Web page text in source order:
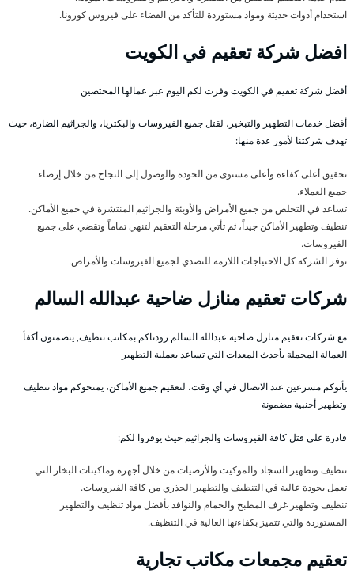
استخدام أدوات حديثة ومواد مستوردة للتأكد من القضاء على فيروس كورونا.
افضل شركة تعقيم في الكويت
أفضل شركة تعقيم في الكويت وفرت لكم اليوم عبر عمالها المختصين
أفضل خدمات التطهير والتبخير، لقتل جميع الفيروسات والبكتريا، والجراثيم الضارة، حيث
تهدف شركتنا لأمور عدة منها:
تحقيق أعلى كفاءة وأعلى مستوى من الجودة والوصول إلى النجاح من خلال إرضاء
جميع العملاء.
تساعد في التخلص من جميع الأمراض والأوبئة والجراثيم المنتشرة في جميع الأماكن.
تنظيف وتطهير الأماكن جيداً، ثم تأتي مرحلة التعقيم لتنهي تماماً وتقضي على جميع
الفيروسات.
توفر الشركة كل الاحتياجات اللازمة للتصدي لجميع الفيروسات والأمراض.
شركات تعقيم منازل ضاحية عبدالله السالم
مع شركات تعقيم منازل ضاحية عبدالله السالم زودناكم بمكاتب تنظيف, يتضمنون أكفأ
العمالة المحملة بأحدث المعدات التي تساعد بعملية التطهير
يأتوكم مسرعين عند الاتصال في أي وقت، لتعقيم جميع الأماكن، يمنحوكم مواد تنظيف
وتطهير أجنبية مضمونة
قادرة على قتل كافة الفيروسات والجراثيم حيث يوفروا لكم:
تنظيف وتطهير السجاد والموكيت والأرضيات من خلال أجهزة وماكينات البخار التي
تعمل بجودة عالية في التنظيف والتطهير الجذري من كافة الفيروسات.
تنظيف وتطهير غرف المطبخ والحمام والنوافذ بأفضل مواد تنظيف والتطهير
المستوردة والتي تتميز بكفاءتها العالية في التنظيف.
تعقيم مجمعات مكاتب تجارية